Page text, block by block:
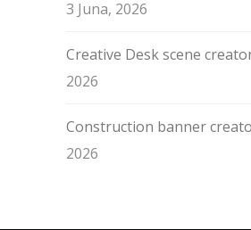
3 Juna, 2026
Creative Desk scene
2026
Construction banner
2026